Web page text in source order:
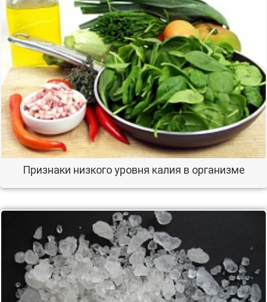
Признаки низкого уровня калия в организме